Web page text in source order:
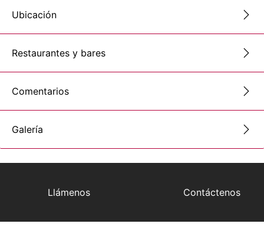
Ubicación
Restaurantes y bares
Comentarios
Galería
Llámenos Contáctenos